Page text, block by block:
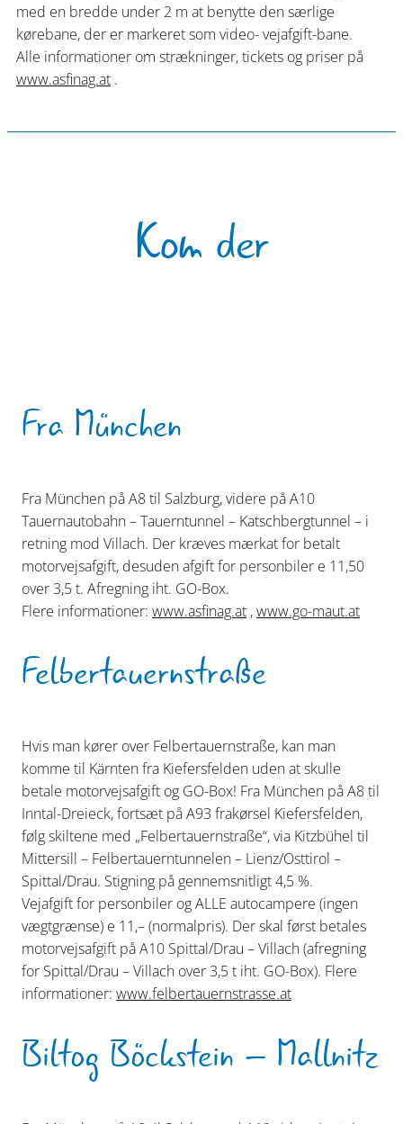
med en bredde under 2 m at benytte den særlige
kørebane, der er markeret som video- vejafgift-bane.
Alle informationer om strækninger, tickets og priser på
www.asfinag.at .
Kom der
Fra München
Fra München på A8 til Salzburg, videre på A10
Tauernautobahn – Tauerntunnel – Katschbergtunnel – i
retning mod Villach. Der kræves mærkat for betalt
motorvejsafgift, desuden afgift for personbiler e 11,50
over 3,5 t. Afregning iht. GO-Box.
Flere informationer: www.asfinag.at ,www.go-maut.at
Felbertauernstraße
Hvis man kører over Felbertauernstraße, kan man
komme til Kärnten fra Kiefersfelden uden at skulle
betale motorvejsafgift og GO-Box! Fra München på A8 til
Inntal-Dreieck, fortsæt på A93 frakørsel Kiefersfelden,
følg skiltene med „Felbertauernstraße“, via Kitzbühel til
Mittersill – Felbertauerntunnelen – Lienz/Osttirol –
Spittal/Drau. Stigning på gennemsnitligt 4,5 %.
Vejafgift for personbiler og ALLE autocampere (ingen
vægtgrænse) e 11,– (normalpris). Der skal først betales
motorvejsafgift på A10 Spittal/Drau – Villach (afregning
for Spittal/Drau – Villach over 3,5 t iht. GO-Box). Flere
informationer: www.felbertauernstrasse.at
Biltog Böckstein – Mallnitz